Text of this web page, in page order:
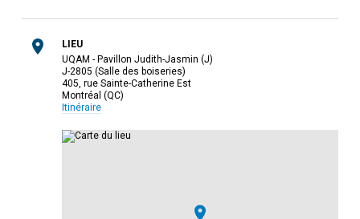
LIEU
UQAM - Pavillon Judith-Jasmin (J)
J-2805 (Salle des boiseries)
405, rue Sainte-Catherine Est
Montréal (QC)
Itinéraire